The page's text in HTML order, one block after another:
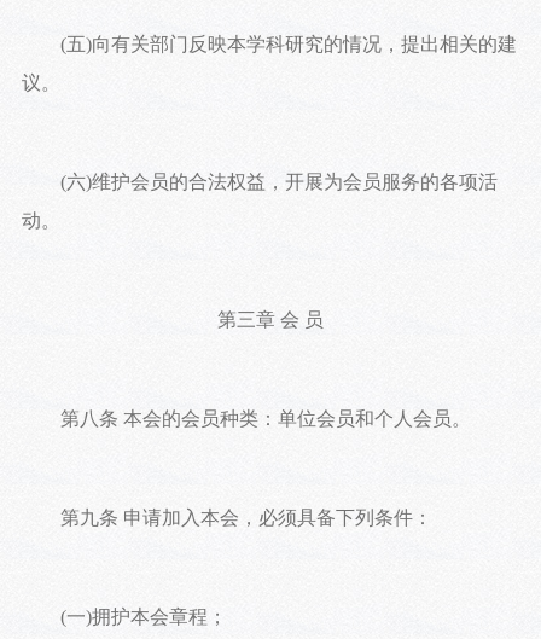
(五)向有关部门反映本学科研究的情况，提出相关的建
议。
(六)维护会员的合法权益，开展为会员服务的各项活
动。
第三章 会 员
第八条 本会的会员种类：单位会员和个人会员。
第九条 申请加入本会，必须具备下列条件：
(一)拥护本会章程；